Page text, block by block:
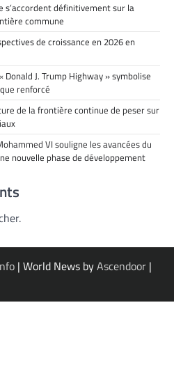
s’accordent définitivement sur la
commune
de croissance en 2026 en
J. Trump Highway » symbolise
renforcé
de la frontière continue de peser sur
VI souligne les avancées du
nouvelle phase de développement
| World News byAscendoor |